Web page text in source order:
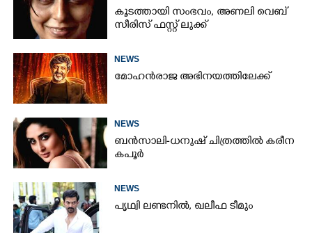
കൂടത്തായി സംഭവം, അണലി വെബ്
സീരിസ് ഫസ്റ്റ് ലുക്ക്
NEWS
മോഹൻരാജ അഭിനയത്തിലേക്ക്
NEWS
ബൻസാലി-ധനുഷ് ചിത്രത്തിൽ കരീന
കപൂർ
NEWS
പൃഥ്വി ലണ്ടനിൽ, ഖലീഫ ടീമും